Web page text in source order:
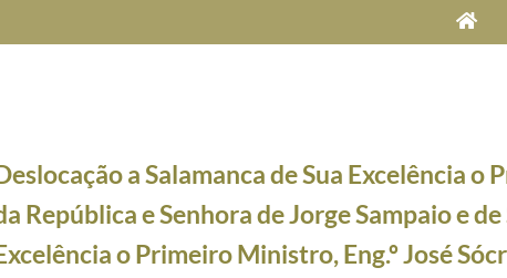
a Salamanca de Sua Excelência o
República e Senhora de Jorge Sampaio e de
o Primeiro Ministro, Eng.º José